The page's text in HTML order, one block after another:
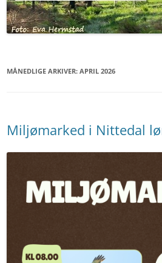
MÅNEDLIGE ARKIVER: APRIL 2026
Miljømarked i Nittedal